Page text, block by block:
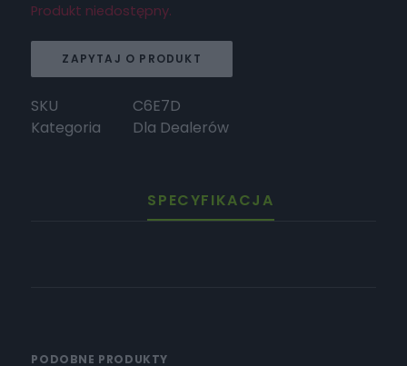
Produkt niedostępny.
ZAPYTAJ O PRODUKT
SKU
C6E7D
Kategoria
Dla Dealerów
SPECYFIKACJA
PODOBNE PRODUKTY